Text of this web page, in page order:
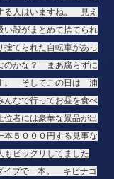
る人はいますね。 見え
い殻がまとめて捨てられ
捨てられた自転車があっ
のかな？ まあ腐らずに
。 そしてこの日は「浦
んなで行ってお昼を食べ
者には豪華な景品が出
本５０００円する見事な
ビックリしてました
イブで一本。 キビナゴ